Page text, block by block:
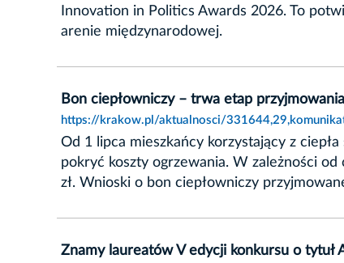
Innovation in Politics Awards 2026. To
arenie międzynarodowej.
Bon ciepłowniczy – trwa etap
https://krakow.pl/aktualnosci/
Od 1 lipca mieszkańcy korzystający z
pokryć koszty ogrzewania. W zależności
zł. Wnioski o bon ciepłowniczy
Znamy laureatów V edycji konkursu o tytuł